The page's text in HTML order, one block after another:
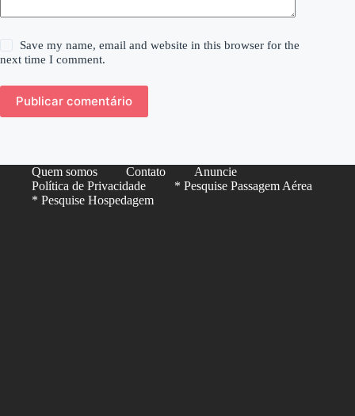
Save my name, email and website in this browser for the
next time I comment.
Publicar comentário
Quem somos Contato
Anuncie
Política de Privacidade
* Pesquise Passagem Aérea
* Pesquise Hospedagem